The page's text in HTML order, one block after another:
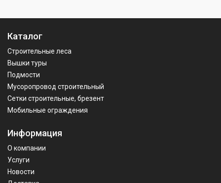
Каталог
Строительные леса
Вышки туры
Подмости
Мусоропровод строительный
Сетки строительные, брезент
Мобильные ограждения
Информация
О компании
Услуги
Новости